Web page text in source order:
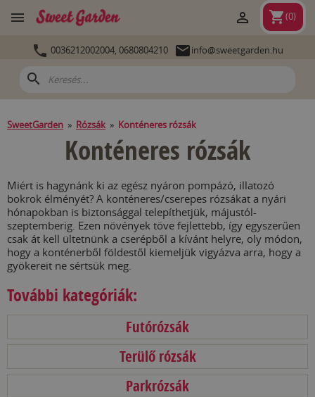
 shopping_cart(0)

 0036212002004, 0680804210 info@sweetgarden.hu
search
SweetGarden » Rózsák » Konténeres rózsák
Konténeres rózsák
Miért is hagynánk ki az egész nyáron pompázó, illatozó
bokrok élményét? A konténeres/cserepes rózsákat a nyári
hónapokban is biztonsággal telepíthetjük, májustól-
szeptemberig. Ezen növények töve fejlettebb, így egyszerűen
csak át kell ültetnünk a cserépből a kívánt helyre, oly módon,
hogy a konténerből földestől kiemeljük vigyázva arra, hogy a
gyökereit ne sértsük meg.
További kategóriák:
Futórózsák
Terülő rózsák
Parkrózsák